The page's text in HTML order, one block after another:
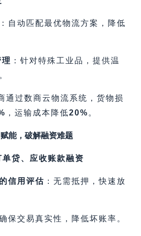
​：自动匹配最优物流方案，降低
​：针对特殊工业品，提供温
通过数商云物流系统，货物损
，运输成本降低20%​ 。
能，破解融资难题
单贷、应收账款融资
信用评估 ​：无需抵押，快速放
确保交易真实性，降低坏账率。